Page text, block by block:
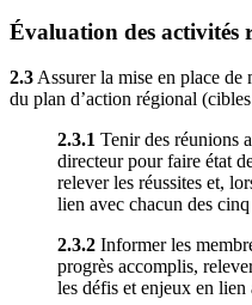
Évaluation des activités
2.3 Assurer la mise en place de
du plan d’action régional
2.3.1 Tenir des réunions
directeur pour faire état
relever les réussites et,
lien avec chacun des
2.3.2 Informer les
progrès accomplis,
les défis et enjeux en lien